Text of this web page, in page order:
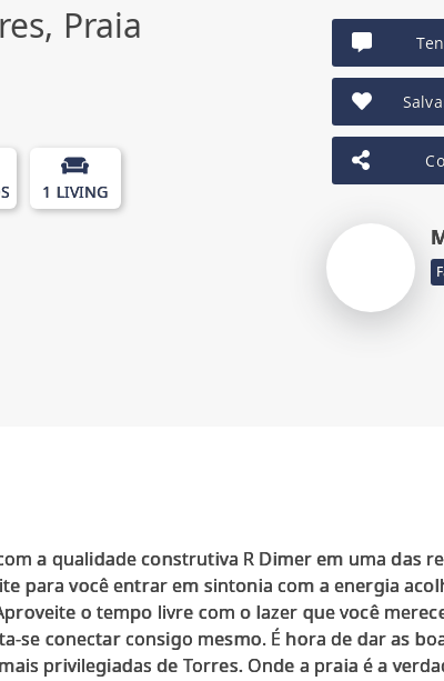
Praia
1 LIVING
com a qualidade construtiva R Dimer em uma das
para você entrar em sintonia com a energia
o tempo livre com o lazer que você
se conectar consigo mesmo. É hora de dar as
privilegiadas de Torres. Onde a praia é a